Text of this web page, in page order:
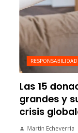
Las 15
grandes y
crisis
Martín Echeverría